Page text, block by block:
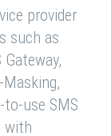
provider
such as
Gateway,
use SMS
with